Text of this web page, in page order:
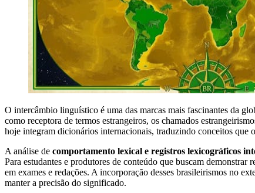
O intercâmbio linguístico é uma das marcas mais fascinantes da
como receptora de termos estrangeiros, os chamados
hoje integram dicionários internacionais, traduzindo conceitos que
A análise de comportamento lexical e registros lexicográficos
Para estudantes e produtores de conteúdo que buscam
em exames e redações. A incorporação desses brasileirismos no
manter a precisão do significado.